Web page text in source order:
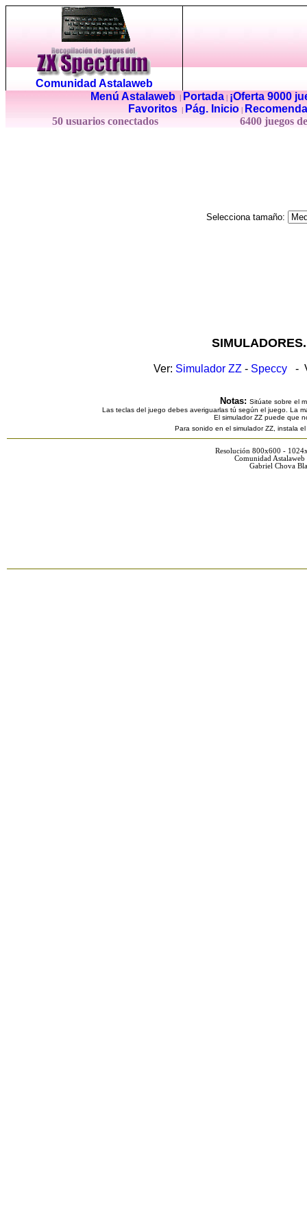
Comunidad Astalaweb
Menú Astalaweb| Portada|
¡Oferta 9000
Favoritos
Pág. Inicio
50 usuarios conectados
6400 juegos
Selecciona tamaño:
Ver: Simulador ZZ - Speccy -
Notas: Sitúate sobre el
Las teclas del juego debes averiguarlas tú según el juego. La
El simulador ZZ puede que
Para sonido en el simulador ZZ, instala
Resolución 800x600 -
Comunidad
Gabriel Chova